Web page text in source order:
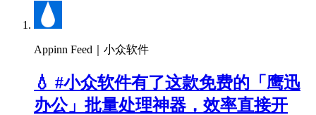
Appinn Feed｜小众软件
💧 #小众软件有了这款免费的「鹰迅
办公」批量处理神器，效率直接开